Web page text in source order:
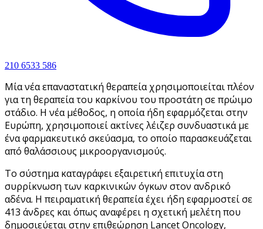
210 6533 586
Μία νέα επαναστατική θεραπεία χρησιμοποιείται πλέον
για τη θεραπεία του καρκίνου του προστάτη σε πρώιμο
στάδιο. Η νέα μέθοδος, η οποία ήδη εφαρμόζεται στην
Ευρώπη, χρησιμοποιεί ακτίνες λέιζερ συνδυαστικά με
ένα φαρμακευτικό σκεύασμα, το οποίο παρασκευάζεται
από θαλάσσιους μικροοργανισμούς.
Το σύστημα καταγράφει εξαιρετική επιτυχία στη
συρρίκνωση των καρκινικών όγκων στον ανδρικό
αδένα. Η πειραματική θεραπεία έχει ήδη εφαρμοστεί σε
413 άνδρες και όπως αναφέρει η σχετική μελέτη που
δημοσιεύεται στην επιθεώρηση Lancet Oncology,